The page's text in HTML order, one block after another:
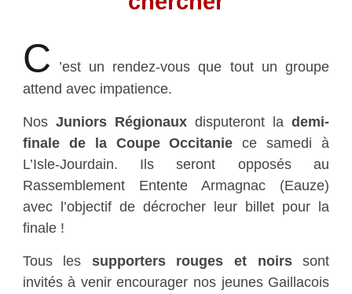
C
’est un rendez-vous que tout un groupe
attend avec impatience.
Nos Juniors Régionauxdisputeront lademi-
finale de la Coupe Occitanie ce samedi à
L’Isle-Jourdain. Ils seront opposés au
Rassemblement Entente Armagnac (Eauze)
avec l’objectif de décrocher leur billet pour la
finale !
Tous les supporters rouges et noirssont
invités à venir encourager nos jeunes Gaillacois